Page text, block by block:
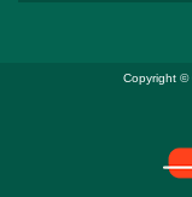
Copyright ©